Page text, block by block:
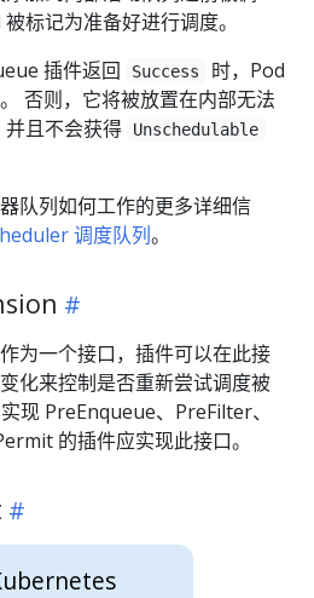
标记为准备好进行调度。
插件返回
Success
时，Pod
否则，它将被放置在内部无法
且不会获得
Unschedulable
队列如何工作的更多详细信
调度队列。
为一个接口，插件可以在此接
化来控制是否重新尝试调度被
现 PreEnqueue、PreFilter、
的插件应实现此接口。